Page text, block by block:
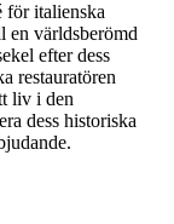
för italienska
en världsberömd
efter dess
restauratören
liv i den
dess historiska